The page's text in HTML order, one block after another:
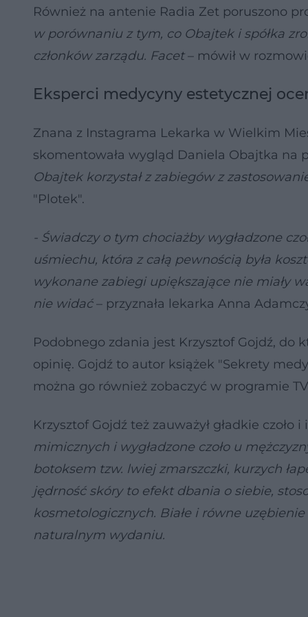
Również na antenie Radia Zet poruszono
w porównaniu z tym, co Obajtek i spółka
członków zarządu. Facet– mówił w
Eksperci medycyny estetycznej
Znana z Instagrama Lekarka w Wielkim
skomentowała wygląd Daniela Obajtka na
Obajtek korzystał z zabiegów z
"Plotek".
- Świadczy o tym chociażby wygładzone
uśmiechu, która z całą pewnością była
wykonane zabiegi upiększające nie miały
nie widać– przyznała lekarka Anna
Podobnego zdania jest Krzysztof Gojdź, do
opinię. Gojdź to autor książek "Sekrety
można go również zobaczyć w programie
Krzysztof Gojdź też zauważył gładkie
mimicznych i wygładzone czoło u
botoksem tzw. lwiej zmarszczki, kurzych
jędrność skóry to efekt dbania o siebie,
kosmetologicznych. Białe i równe
naturalnym wydaniu.